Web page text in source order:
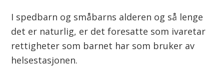
a
š
I spedbarn og småbarns alderen og så lenge
det er naturlig, er det foresatte som ivaretar
rettigheter som barnet har som bruker av
helsestasjonen.